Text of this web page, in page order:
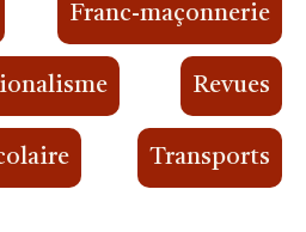
Franc-maçonnerie
Revues
Transports